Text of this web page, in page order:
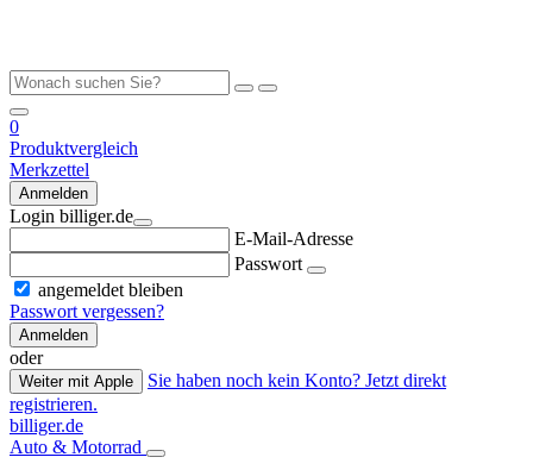
0
Produktvergleich
Merkzettel
Anmelden
Login billiger.de
E-Mail-Adresse
Passwort
angemeldet bleiben
Passwort vergessen?
Anmelden
oder
Weiter mit Apple
Sie haben noch kein Konto? Jetzt direkt
registrieren.
billiger.de
Auto & Motorrad